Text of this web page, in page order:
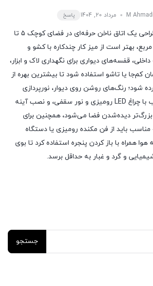
M Ahmadi مرداد 20, 1404 پاسخ
برای طراحی یک اتاق ناخن حرفه‌ای در فضای کوچک ۵ تا
مربع، بهتر است از میز کار چندکاره با کشو و
قفسه‌های دیواری برای نگهداری لاک و ابزار،
کم‌جا یا تاشو استفاده شود تا بیشترین بهره از
شود؛ رنگ‌های روشن روی دیوار، نورپردازی
مناسب با چراغ LED رومیزی و نور سقفی، و نصب آینه
دیده‌شدن فضا می‌شود، همچنین برای
مناسب باید از فن مکنده رومیزی یا دستگاه
همراه با باز کردن پنجره استفاده کرد تا بوی
و گرد و غبار به حداقل برسد.